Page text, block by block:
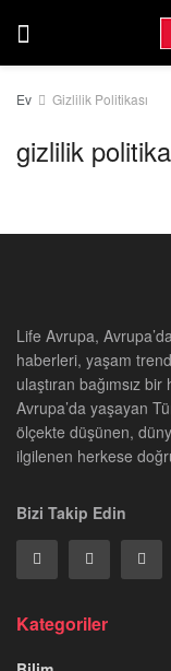
Ev Gizlilik Politikası
gizlilik
Life Avrupa,
haberleri, yaşam
ulaştıran bağımsız
Avrupa’da yaşayan
ölçekte düşünen,
ilgilenen herkese
Bizi Takip Edin
Kategoriler